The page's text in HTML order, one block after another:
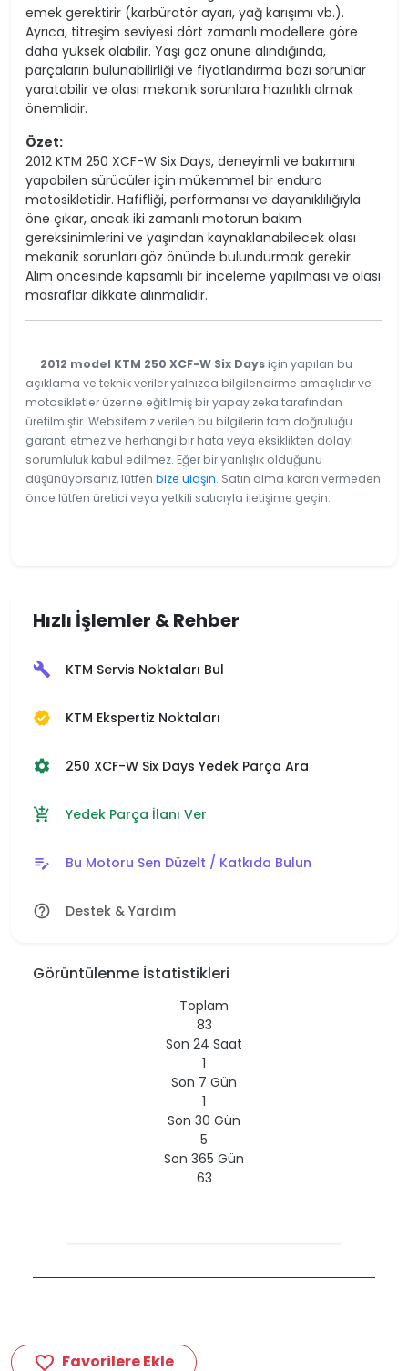
emek gerektirir (karbüratör ayarı, yağ karışımı vb.).
Ayrıca, titreşim seviyesi dört zamanlı modellere göre
daha yüksek olabilir. Yaşı göz önüne alındığında,
parçaların bulunabilirliği ve fiyatlandırma bazı sorunlar
yaratabilir ve olası mekanik sorunlara hazırlıklı olmak
önemlidir.
Özet:
2012 KTM 250 XCF-W Six Days, deneyimli ve bakımını
yapabilen sürücüler için mükemmel bir enduro
motosikletidir. Hafifliği, performansı ve dayanıklılığıyla
öne çıkar, ancak iki zamanlı motorun bakım
gereksinimlerini ve yaşından kaynaklanabilecek olası
mekanik sorunları göz önünde bulundurmak gerekir.
Alım öncesinde kapsamlı bir inceleme yapılması ve olası
masraflar dikkate alınmalıdır.
2012 model KTM 250 XCF-W Six Days için yapılan bu
açıklama ve teknik veriler yalnızca bilgilendirme amaçlıdır ve
motosikletler üzerine eğitilmiş bir yapay zeka tarafından
üretilmiştir. Websitemiz verilen bu bilgilerin tam doğruluğu
garanti etmez ve herhangi bir hata veya eksiklikten dolayı
sorumluluk kabul edilmez. Eğer bir yanlışlık olduğunu
düşünüyorsanız, lütfen bize ulaşın. Satın alma kararı vermeden
önce lütfen üretici veya yetkili satıcıyla iletişime geçin.
Hızlı İşlemler & Rehber
build KTM Servis Noktaları Bul
verified KTM Ekspertiz Noktaları
settings 250 XCF-W Six Days Yedek Parça Ara
add_shopping_cart Yedek Parça İlanı Ver
edit_note Bu Motoru Sen Düzelt / Katkıda Bulun
help_outline Destek & Yardım
Görüntülenme İstatistikleri
Toplam
83
Son 24 Saat
1
Son 7 Gün
1
Son 30 Gün
5
Son 365 Gün
63
favorite_border Favorilere Ekle